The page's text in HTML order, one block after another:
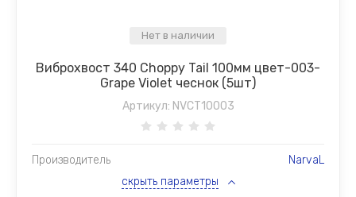
Нет в наличии
Виброхвост 340 Choppy Tail 100мм цвет-003-
Grape Violet чеснок (5шт)
Артикул: NVCT10003
Производитель
NarvaL
скрыть параметры